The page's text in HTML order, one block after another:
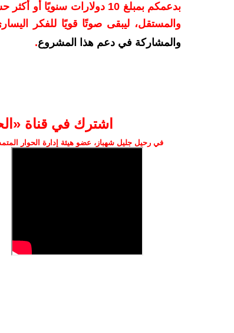
بدعمكم بمبلغ 10 دولارات
والمستقل، ليبقى صوتًا قويًا للفكر
والمشاركة في دعم هذا المشروع.
اشترك في قناة
في رحيل جليل شهباز، عضو هيئة إدارة الحوار